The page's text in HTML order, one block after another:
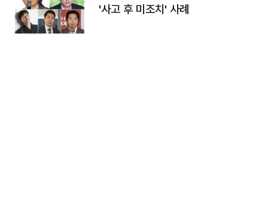
'사고 후 미조치' 사례